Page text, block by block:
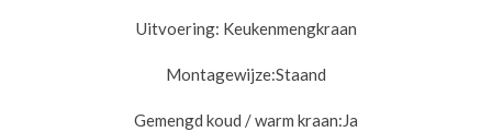
Uitvoering: Keukenmengkraan
Montagewijze:Staand
Gemengd koud / warm kraan:Ja